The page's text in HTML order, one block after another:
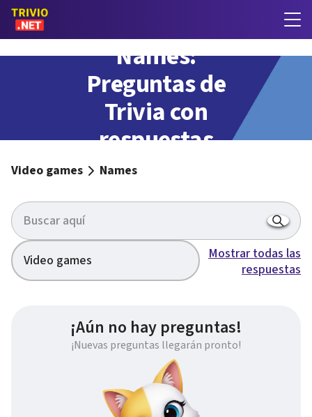
Names:
Preguntas de
Trivia con
respuestas
Video games Names
Video games
Mostrar todas las
respuestas
¡Aún no hay preguntas!
¡Nuevas preguntas llegarán pronto!